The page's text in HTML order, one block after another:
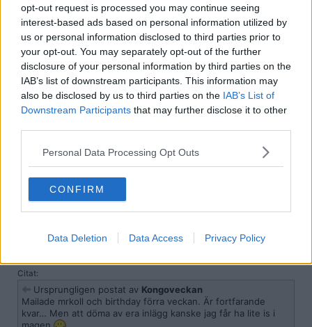
opt-out request is processed you may continue seeing
interest-based ads based on personal information utilized by
us or personal information disclosed to third parties prior to
your opt-out. You may separately opt-out of the further
disclosure of your personal information by third parties on the
IAB’s list of downstream participants. This information may
also be disclosed by us to third parties on the IAB’s List of
Downstream Participants that may further disclose it to other
Personal Data Processing Opt Outs
CONFIRM
Data Deletion Data Access Privacy Policy
#
Toppsifroppsi
Medlem
Jag fick ett intressant svar när jag frågade lexbase när jag frågade
om vad för uppgifter dom hade om mej:
Hej,
direkt på skärmen.
Med vänliga hälsningar
Lexbase Support
Lifegoeson1
Citat:
Ursprungligen postat av Kongoveckan
Mailade mrkoll och birthday förra veckan. Är fortfarande
kvar… Men att döma av era inlägg kanske jag får ha lite is i